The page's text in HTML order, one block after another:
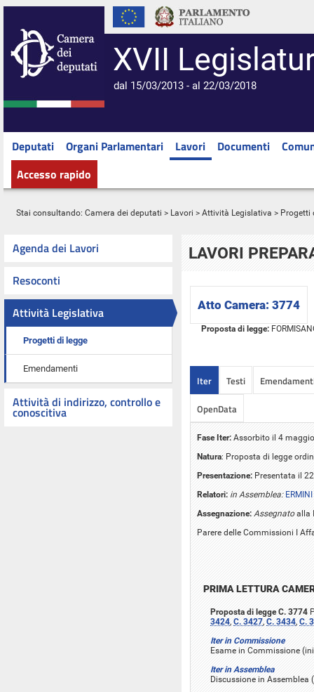
XVII
dal 15/03/2013 - al 22/03/2018
Deputati Organi Parlamentari Lavori Documenti
Accesso rapido
Stai consultando: Camera dei deputati > Lavori > Attività Legislativa > Progetti
Agenda dei Lavori
Resoconti
Attività Legislativa
Progetti di legge
Emendamenti
Attività di indirizzo, controllo e
conoscitiva
LAVORI
Atto Camera: 3774
Proposta di legge:
Iter Testi
OpenData
Fase Iter: Assorbito il 4
Natura: Proposta di legge
Presentazione: Presentata il
Relatori: in Assemblea:
Assegnazione: Assegnatoalla
Parere delle Commissioni I
PRIMA LETTURA
Proposta di legge C. 3774
3424, C. 3427, C. 3434, C.
Iter in Commissione
Esame in Commissione
Iter in Assemblea
Discussione in